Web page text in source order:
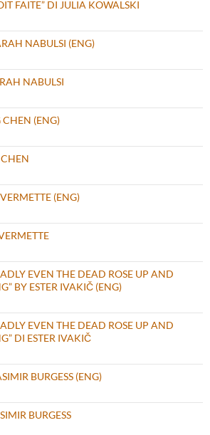
FAITE” DI JULIA KOWALSKI
NABULSI (ENG)
NABULSI
CHEN (ENG)
(ENG)
EVEN THE DEAD ROSE UP AND
BY ESTER IVAKIČ (ENG)
EVEN THE DEAD ROSE UP AND
DI ESTER IVAKIČ
BURGESS (ENG)
BURGESS